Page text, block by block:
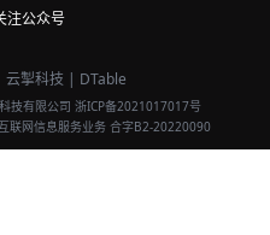
注公众号
云掣科技 | DTable
技有限公司 浙ICP备2021017017号
互联网信息服务业务 合字B2-20220090